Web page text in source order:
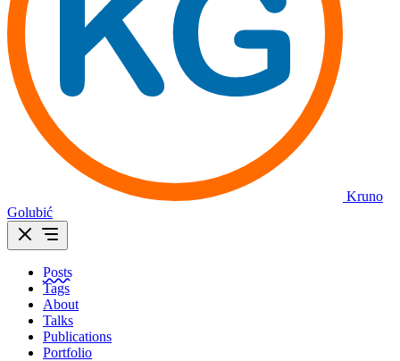
Kruno
Golubić
Posts
Tags
About
Talks
Publications
Portfolio